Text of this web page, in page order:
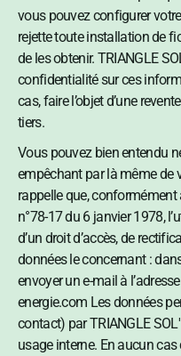
vous pouvez configurer
rejette toute installation de
de les obtenir. TRIANGLE
confidentialité sur ces
cas, faire l’objet d’une
tiers.
Vous pouvez bien entendu
empêchant par là même de
rappelle que,
n°78-17 du 6 janvier 1978,
d’un droit d’accès, de
données le concernant :
envoyer un e-mail à
energie.com Les données
contact) par TRIANGLE
usage interne. En aucun